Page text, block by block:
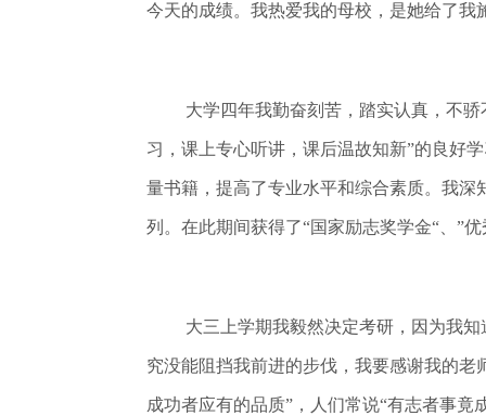
今天的成绩。我热爱我的母校，是她给了我
大学四年我勤奋刻苦，踏实认真，不
习，课上专心听讲，课后温故知新”的良好
量书籍，提高了专业水平和综合素质。我
列。在此期间获得了“国家励志奖学金“、”
大三上学期我毅然决定考研，因为我
究没能阻挡我前进的步伐，我要感谢我的
成功者应有的品质”，人们常说“有志者事